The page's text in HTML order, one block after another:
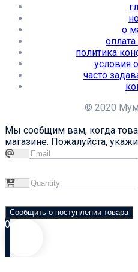
о
политика
условия
часто
© 2020
Мы сообщим вам, когда
магазине. Пожалуйста,
Сообщить о поступлении товара
0